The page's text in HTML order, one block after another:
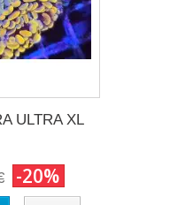
ULTRA XL
-20%